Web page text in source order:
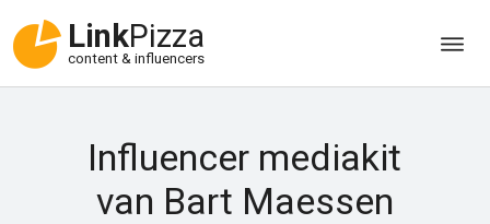
LinkPizza
content & influencers
Influencer mediakit
van Bart Maessen